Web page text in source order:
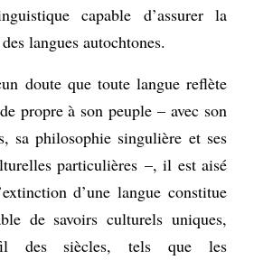
capable d’assurer la
langues autochtones.
doute que toute langue reflète
propre à son peuple – avec son
sa philosophie singulière et ses
particulières –, il est aisé
d’une langue constitue
de savoirs culturels uniques,
des siècles, tels que les